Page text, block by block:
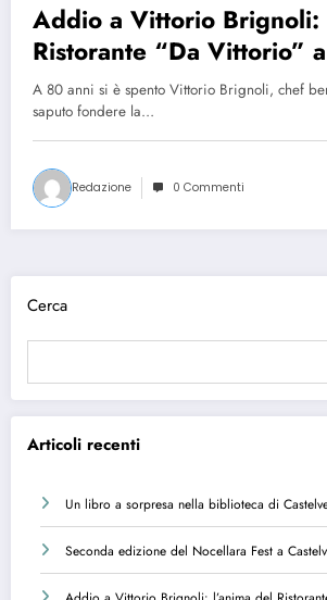
Addio a Vittorio Brignoli:
Ristorante “Da Vittorio”
A 80 anni si è spento Vittorio Brignoli, chef
saputo fondere la…
Redazione 0 Commenti
Cerca
Articoli recenti
Un libro a sorpresa nella biblioteca di
Seconda edizione del Nocellara Fest a